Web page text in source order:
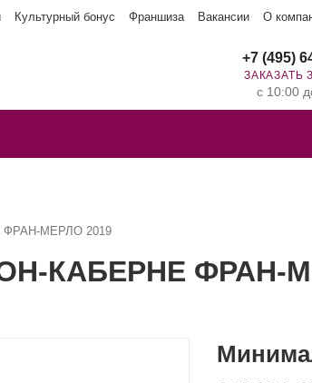
Культурный бонус Франшиза Вакансии О
+7 (495)
ЗАКАЗАТЬ
с 10:00
ФРАН-МЕРЛО 2019
КАБЕРНЕ ФРАН-